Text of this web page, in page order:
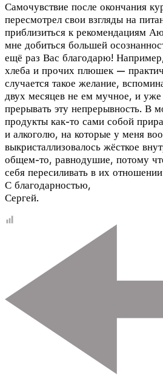
Самочувствие после окончания
пересмотрел свои взгляды на
приблизиться к рекомендациям
мне добиться большей
ещё раз Вас благодарю!
хлеба и прочих плюшек —
случается такое желание,
двух месяцев не ем мучное, и
прерывать эту непрерывность. В
продукты как-то сами собой
и алкоголю, на которые у меня
выкристаллизовалось жёсткое
общем-то, равнодушие, потому
себя пересиливать в их
С благодарностью,
Сергей.